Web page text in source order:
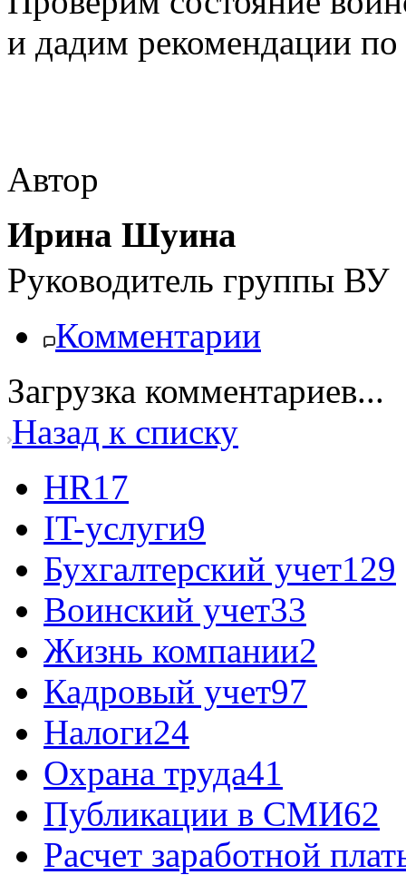
и дадим рекомендации
Автор
Ирина Шуина
Руководитель группы ВУ
Комментарии
Загрузка комментариев...
Назад к списку
HR17
IT-услуги9
Бухгалтерский учет129
Воинский учет33
Жизнь компании2
Кадровый учет97
Налоги24
Охрана труда41
Публикации в СМИ62
Расчет заработной